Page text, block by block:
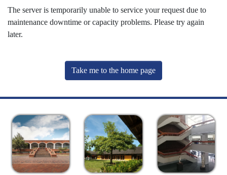
The server is temporarily unable to service your request due to
maintenance downtime or capacity problems. Please try again
later.
Take me to the home page